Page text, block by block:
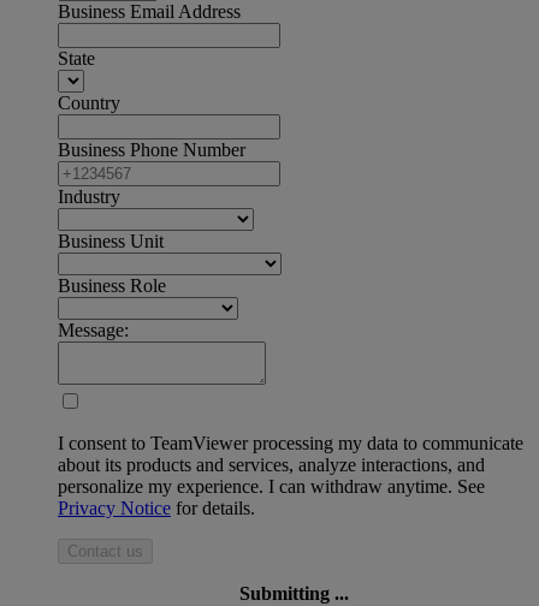
Business Email Address
State
Country
Business Phone Number
Industry
Business Unit
Business Role
Message:
I consent to TeamViewer processing my data to communicate
about its products and services, analyze interactions, and
personalize my experience. I can withdraw anytime. See
Privacy Notice for details.
Contact us
Submitting ...